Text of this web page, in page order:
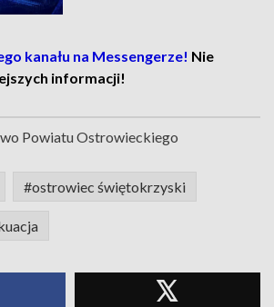
kanału na Messengerze! Nie
informacji!
Powiatu Ostrowieckiego
#ostrowiec świętokrzyski